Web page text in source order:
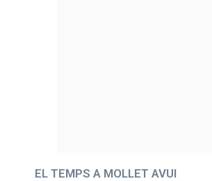
EL TEMPS A MOLLET AVUI